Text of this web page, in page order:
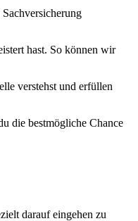
hast. So können wir
verstehst und erfüllen
die bestmögliche Chance
darauf eingehen zu